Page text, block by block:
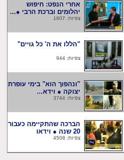
אחרי הנפט: חיפוש
יהלומים וברכת הרבי ●...
צפיות: 1807
"הללו את ה' כל גויים"
צפיות: 944
"ונהפוך הוא" בימי עופרת
יצוקה ● וידא...
צפיות: 3744
הברכה שהתקיימה כעבור
20 שנה ● וידאו
צפיות: 4508